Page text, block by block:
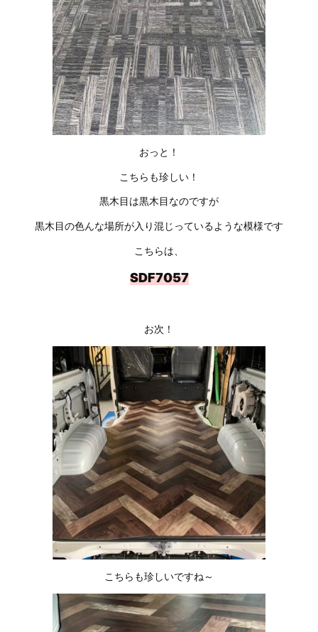
おっと！
こちらも珍しい！
黒木目は黒木目なのですが
黒木目の色んな場所が入り混じっているような模様です
こちらは、
SDF7057
お次！
こちらも珍しいですね～